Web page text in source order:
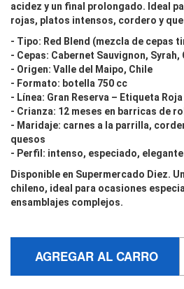
acidez y un final prolongado. Ideal
rojas, platos intensos, cordero y
- Tipo: Red Blend (mezcla de cepas
- Cepas: Cabernet Sauvignon,
- Origen: Valle del Maipo, Chile
- Formato: botella 750 cc
- Línea: Gran Reserva – Etiqueta Roja
- Crianza: 12 meses en barricas de
- Maridaje: carnes a la parrilla,
quesos
- Perfil: intenso, especiado,
Disponible en Supermercado Diez.
chileno, ideal para ocasiones
ensamblajes complejos.
AGREGAR AL CARRO